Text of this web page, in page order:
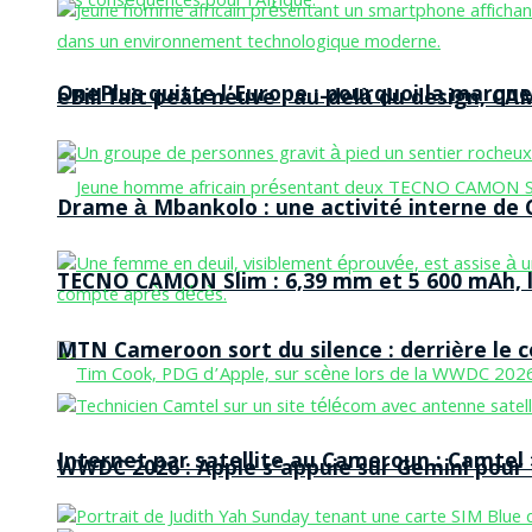
OnePlus quitte l’Europe : pourquoi la
TECNO CAMON Slim : 6,39 mm et 5 600
WWDC 2026 : Apple s’appuie sur Gemini
eBill fait peau neuve : au-delà du design,
Drame à Mbankolo : une activité interne de
MTN Cameroon sort du silence : derrière le
Internet par satellite au Cameroun :